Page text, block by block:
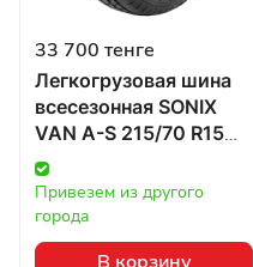
33 700 тенге
Легкогрузовая шина
всесезонная SONIX
VAN A-S 215/70 R15
Привезем из другого
города